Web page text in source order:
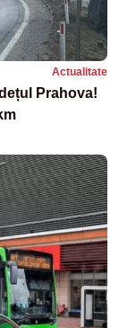
Actualitate
Prahova!